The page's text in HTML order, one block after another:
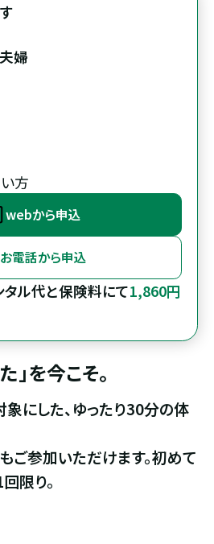
婦
方
webから申込
お電話から申込
タル代と保険料にて1,860円
」を今こそ。
にした、ゆったり30分の体
ご参加いただけます。初めて
限り。